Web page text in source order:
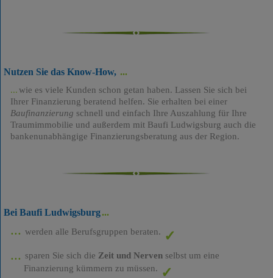
Nutzen Sie das Know-How,
wie es viele Kunden schon getan haben. Lassen Sie sich bei
Ihrer Finanzierung beratend helfen. Sie erhalten bei einer
Baufinanzierung schnell und einfach Ihre Auszahlung für Ihre
Traumimmobilie und außerdem mit Baufi Ludwigsburg auch die
bankenunabhängige Finanzierungsberatung aus der Region.
Bei Baufi Ludwigsburg
werden alle Berufsgruppen beraten.
sparen Sie sich die Zeit und Nervenselbst um eine
Finanzierung kümmern zu müssen.